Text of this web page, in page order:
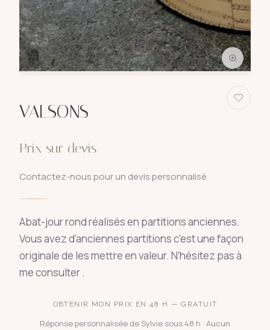
VALSONS
Prix sur devis
Contactez-nous pour un devis personnalisé
Abat-jour rond réalisés en partitions anciennes.
Vous avez d'anciennes partitions c'est une façon
originale de les mettre en valeur. N'hésitez pas à
me consulter .
OBTENIR MON PRIX EN 48 H — GRATUIT
Réponse personnalisée de Sylvie sous 48 h · Aucun